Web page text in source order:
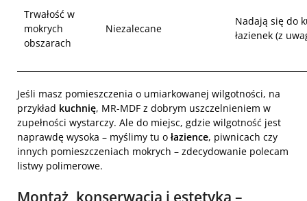
Trwałość w
mokrych
obszarach
Niezalecane
Nadają się do
łazienek (z
Jeśli masz pomieszczenia o umiarkowanej wilgotności, na
przykład kuchnię, MR-MDF z dobrym uszczelnieniem w
zupełności wystarczy. Ale do miejsc, gdzie wilgotność jest
naprawdę wysoka – myślimy tu o łazience, piwnicach czy
innych pomieszczeniach mokrych – zdecydowanie polecam
listwy polimerowe.
Montaż, konserwacja i estetyka –